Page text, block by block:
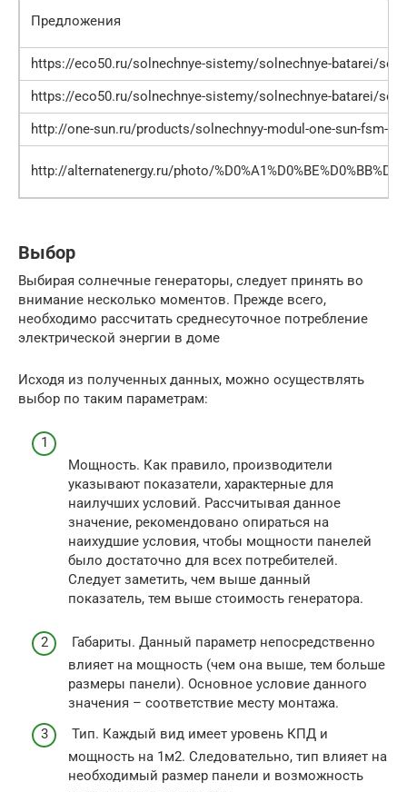
Предложения
https://eco50.ru/solnechnye-sistemy/solnechnye-batarei/
https://eco50.ru/solnechnye-sistemy/solnechnye-batarei/
http://one-sun.ru/products/solnechnyy-modul-one-sun-fsm-
http://alternatenergy.ru/photo/
Выбор
Выбирая солнечные генераторы, следует принять во
внимание несколько моментов. Прежде всего,
необходимо рассчитать среднесуточное потребление
электрической энергии в доме
Исходя из полученных данных, можно осуществлять
выбор по таким параметрам:
Мощность. Как правило, производители
указывают показатели, характерные для
наилучших условий. Рассчитывая данное
значение, рекомендовано опираться на
наихудшие условия, чтобы мощности панелей
было достаточно для всех потребителей.
Следует заметить, чем выше данный
показатель, тем выше стоимость генератора.
Габариты. Данный параметр непосредственно
влияет на мощность (чем она выше, тем больше
размеры панели). Основное условие данного
значения – соответствие месту монтажа.
Тип. Каждый вид имеет уровень КПД и
мощность на 1м2. Следовательно, тип влияет на
необходимый размер панели и возможность